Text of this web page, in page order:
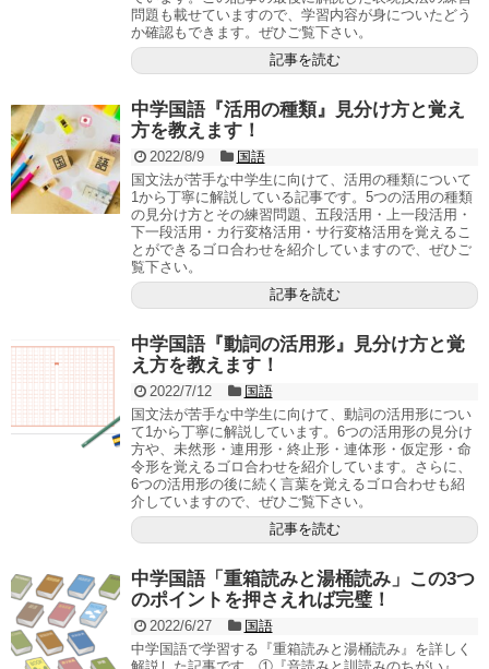
問題も載せていますので、学習内容が身についたどう
か確認もできます。ぜひご覧下さい。
記事を読む
中学国語『活用の種類』見分け方と覚え
方を教えます！
2022/8/9
国語
国文法が苦手な中学生に向けて、活用の種類について
1から丁寧に解説している記事です。5つの活用の種類
の見分け方とその練習問題、五段活用・上一段活用・
下一段活用・カ行変格活用・サ行変格活用を覚えるこ
とができるゴロ合わせを紹介していますので、ぜひご
覧下さい。
記事を読む
中学国語『動詞の活用形』見分け方と覚
え方を教えます！
2022/7/12
国語
国文法が苦手な中学生に向けて、動詞の活用形につい
て1から丁寧に解説しています。6つの活用形の見分け
方や、未然形・連用形・終止形・連体形・仮定形・命
令形を覚えるゴロ合わせを紹介しています。さらに、
6つの活用形の後に続く言葉を覚えるゴロ合わせも紹
介していますので、ぜひご覧下さい。
記事を読む
中学国語「重箱読みと湯桶読み」この3つ
のポイントを押さえれば完璧！
2022/6/27
国語
中学国語で学習する『重箱読みと湯桶読み』を詳しく